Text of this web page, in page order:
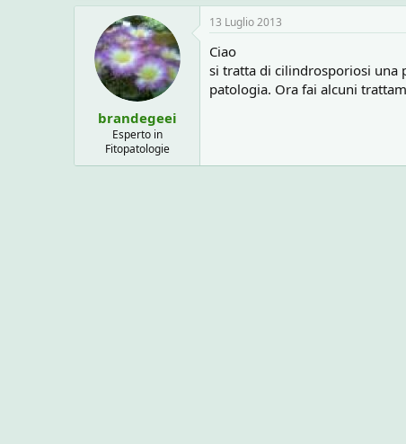
s
brandegeei
Esperto in
Fitopatologie
13 Luglio 2013
Ciao
si tratta di cilindrosporiosi una
patologia. Ora fai alcuni